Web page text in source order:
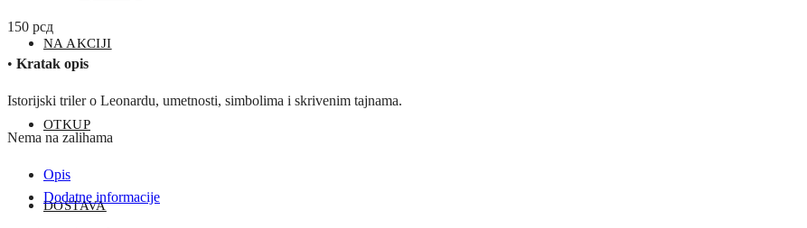
NA AKCIJI
OTKUP
DOSTAVA
150 рсд
• Kratak opis
Istorijski triler o Leonardu, umetnosti, simbolima i skrivenim tajnama.
Nema na zalihama
Opis
Dodatne informacije